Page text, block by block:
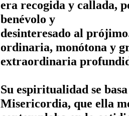
era recogida y callada,
benévolo y
desinteresado al
ordinaria, monótona y
extraordinaria
Su espiritualidad se
Misericordia, que ella